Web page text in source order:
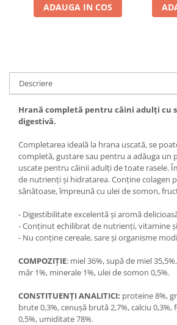
ADAUGA IN COS
Descriere
Hrană completă pentru câini adulţi cu
digestivă.
Completarea ideală la hrana uscată, se
completă, gustare sau pentru a adăuga un
uscate pentru câinii adulţi de toate rasele.
de nutrienţi şi hidratarea. Conţine colagen
sănătoase, împreună cu ulei de somon,
- Digestibilitate excelentă şi aromă
- Conţinut echilibrat de nutrienţi, vitamine
- Nu conţine cereale, sare şi organisme
COMPOZIȚIE: miel 36%, supă de miel
măr 1%, minerale 1%, ulei de somon 0,5%.
CONSTITUENȚI ANALITICI: proteine 8%,
brute 0,3%, cenuşă brută 2,7%, calciu 0,3%,
0,5%, umiditate 78%.